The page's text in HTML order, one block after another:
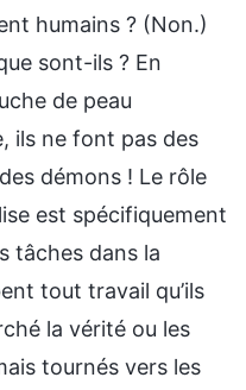
humains ? (Non.)
sont-ils ? En
de peau
ils ne font pas des
démons ! Le rôle
est spécifiquement
tâches dans la
tout travail qu’ils
la vérité ou les
tournés vers les